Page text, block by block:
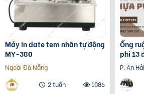
Máy in date tem nhãn tự động
MY-380
Ngoài Đà Nẵng
2 tuần
1086
Ống
phi 13
P. An Hải